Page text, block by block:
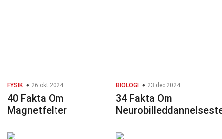
FYSIK 26 okt 2024
40 Fakta Om
Magnetfelter
BIOLOGI 23 dec 2024
34 Fakta Om